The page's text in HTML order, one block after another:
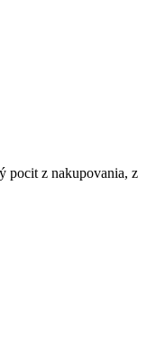
pocit z nakupovania, z